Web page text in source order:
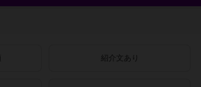
紹介文あり